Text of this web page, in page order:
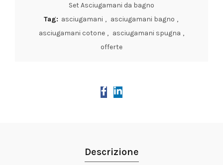
Set Asciugamani da bagno
Tag: asciugamani , asciugamani bagno ,
asciugamani cotone , asciugamani spugna ,
offerte
Descrizione